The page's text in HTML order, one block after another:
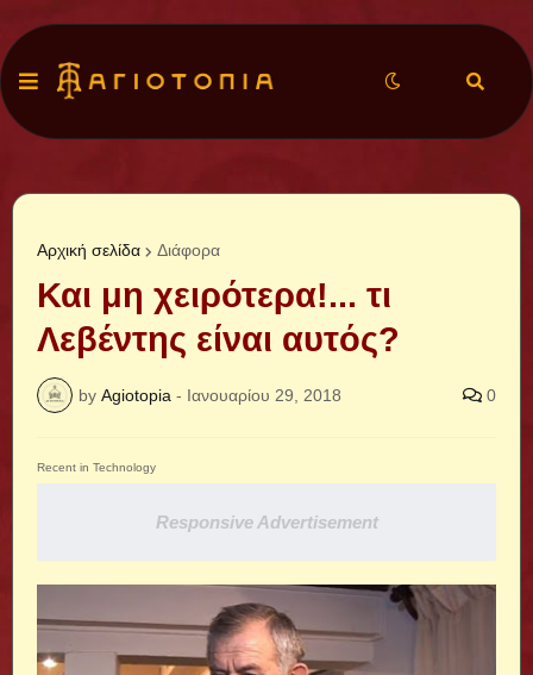
Αρχική σελίδα Διάφορα
Και μη χειρότερα!... τι
Λεβέντης είναι αυτός?
by Agiotopia - Ιανουαρίου 29, 2018 0
Recent in Technology
Responsive Advertisement